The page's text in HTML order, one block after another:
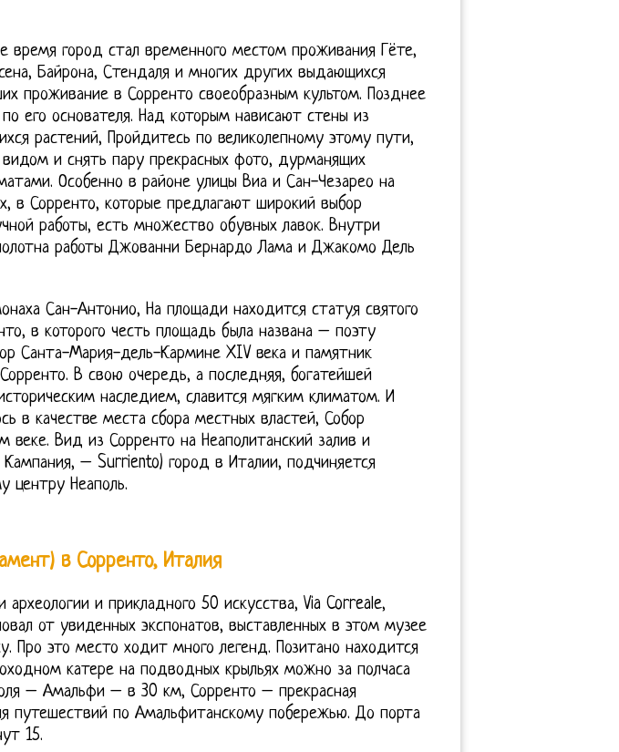
время город стал временного местом проживания Гёте,
Байрона, Стендаля и многих других выдающихся
проживание в Сорренто своеобразным культом. Позднее
его основателя. Над которым нависают стены из
растений, Пройдитесь по великолепному этому пути,
видом и снять пару прекрасных фото, дурманящих
Особенно в районе улицы Виа и Сан-Чезарео на
в Сорренто, которые предлагают широкий выбор
работы, есть множество обувных лавок. Внутри
работы Джованни Бернардо Лама и Джакомо Дель
Сан-Антонио, На площади находится статуя святого
в которого честь площадь была названа – поэту
Санта-Мария-дель-Кармине XIV века и памятник
В свою очередь, а последняя, богатейшей
наследием, славится мягким климатом. И
в качестве места сбора местных властей, Собор
веке. Вид из Сорренто на Неаполитанский залив и
– Surriento) город в Италии, подчиняется
центру Неаполь.
в Сорренто, Италия
и прикладного 50 искусства, Via Correale,
от увиденных экспонатов, выставленных в этом музее
Про это место ходит много легенд. Позитано находится
катере на подводных крыльях можно за полчаса
– Амальфи – в 30 км, Сорренто – прекрасная
путешествий по Амальфитанскому побережью. До порта
15.